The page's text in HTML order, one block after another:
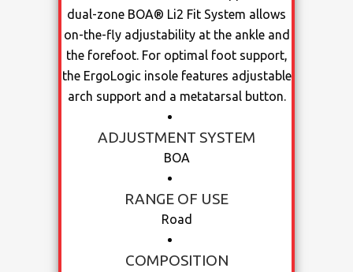
dual-zone BOA® Li2 Fit System allows
on-the-fly adjustability at the ankle and
the forefoot. For optimal foot support,
the ErgoLogic insole features adjustable
arch support and a metatarsal button.
ADJUSTMENT SYSTEM
BOA
RANGE OF USE
Road
COMPOSITION